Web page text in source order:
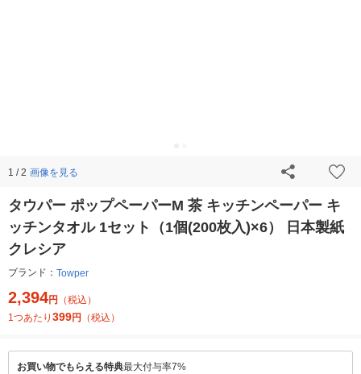
1 / 2 画像を見る
タウパー ポップペーパーM 茶 キッチンペーパー キ
ッチンタオル 1セット（1個(200枚入)×6） 日本製紙
クレシア
ブランド： Towper
2,394円
（税込）
1つあたり 399円 （税込）
お買い物でもらえる特典最大付与率7%